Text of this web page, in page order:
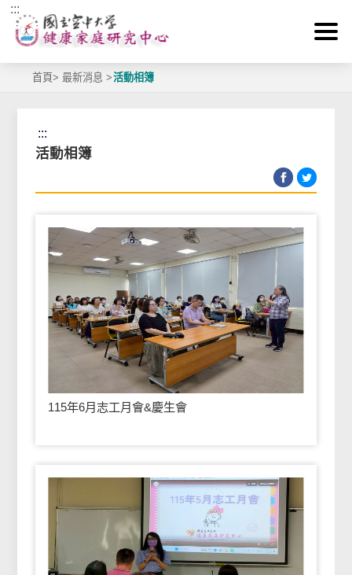
跳到主要內容區塊
:::
首頁>最新消息 >活動相簿
:::
活動相簿
115年6月志工月會&慶生會